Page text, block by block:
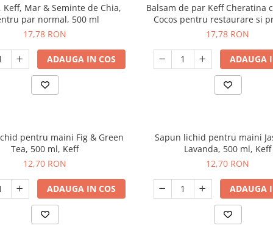
Keff, Mar & Seminte de Chia,
par normal, 500 ml
17,78 RON
ADAUGA IN COS
Balsam de par Keff Cheratina
Cocos pentru restaurare si
500ml
17,78 RON
ADAUGA
pentru maini Fig & Green
Tea, 500 ml, Keff
12,70 RON
ADAUGA IN COS
Sapun lichid pentru maini
Lavanda, 500 ml, Keff
12,70 RON
ADAUGA